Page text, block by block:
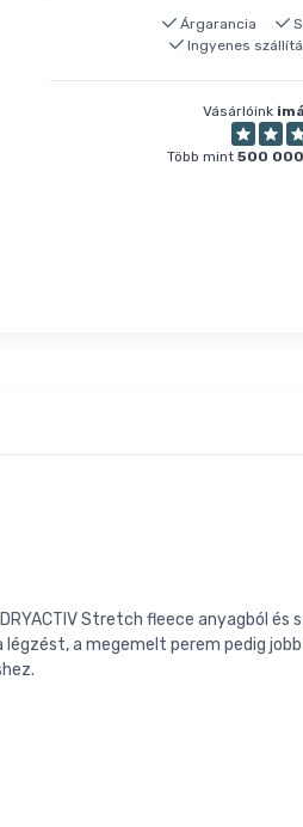
Árgarancia
Ingyenes
Vásárlóink
Több mint 500 000
Stretch fleece anyagból és
a megemelt perem pedig